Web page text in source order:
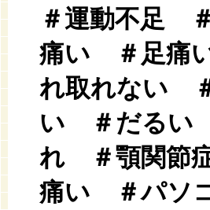
＃運動不足
痛い ＃足痛
れ取れない
い ＃だるい
れ ＃顎関節
痛い ＃パソ